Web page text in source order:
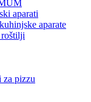
aparati
aparate
za pizzu